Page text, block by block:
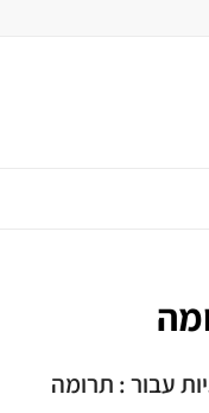
עבור : תרומה